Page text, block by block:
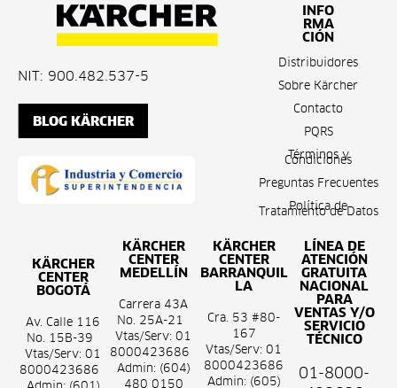
NIT: 900.482.537-5
BLOG KÄRCHER
INFO
RMA
CIÓN
Distribuidores
Sobre Kärcher
Contacto
PQRS
Términos y
Condiciones
Preguntas Frecuentes
Política de
Tratamiento de Datos
KÄRCHER
CENTER
BOGOTÁ
Av. Calle 116
No. 15B-39
Vtas/Serv: 01
8000423686
KÄRCHER
CENTER
MEDELLÍN
Carrera 43A
No. 25A-21
Vtas/Serv: 01
8000423686
Admin: (604)
480 0150
KÄRCHER
CENTER
BARRANQUIL
LA
Cra. 53 #80-
167
Vtas/Serv: 01
8000423686
Admin: (605)
LÍNEA DE
ATENCIÓN
GRATUITA
NACIONAL
PARA
VENTAS Y/O
SERVICIO
TÉCNICO
01-8000-